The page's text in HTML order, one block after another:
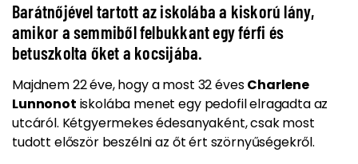
Barátnőjével tartott az iskolába a kiskorú lány,
amikor a semmiből felbukkant egy férfi és
betuszkolta őket a kocsijába.
Majdnem 22 éve, hogy a most 32 évesCharlene
Lunnonot iskolába menet egy pedofil elragadta az
utcáról. Kétgyermekes édesanyaként, csak most
tudott először beszélni az őt ért szörnyűségekről.